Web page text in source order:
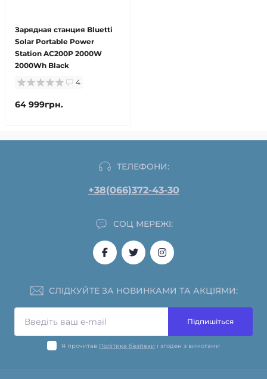
Зарядная станция Bluetti
Solar Portable Power
Station AC200P 2000W
2000Wh Black
4
64 999грн.
ТЕЛЕФОНИ:
+38(066)372-43-30
СОЦ МЕРЕЖІ:
СЛІДКУЙТЕ ЗА НОВИНКАМИ ТА АКЦІЯМИ:
Підпишіться
Я прочитав Політика безпеки і згоден з вимогами